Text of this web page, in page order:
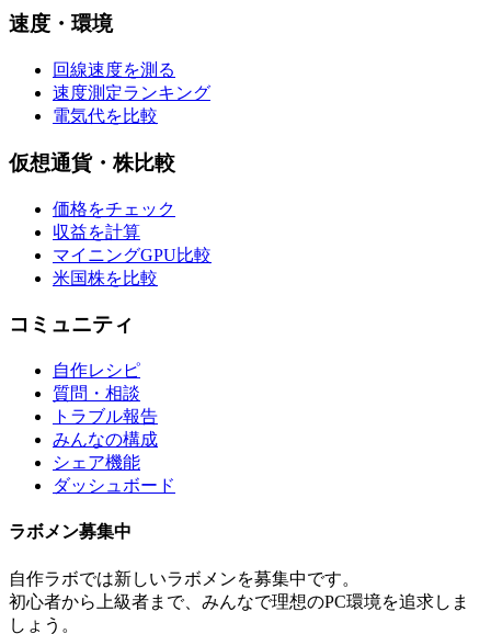
速度・環境
回線速度を測る
速度測定ランキング
電気代を比較
仮想通貨・株比較
価格をチェック
収益を計算
マイニングGPU比較
米国株を比較
コミュニティ
自作レシピ
質問・相談
トラブル報告
みんなの構成
シェア機能
ダッシュボード
ラボメン募集中
自作ラボでは新しいラボメンを募集中です。
初心者から上級者まで、みんなで理想のPC環境を追求しま
しょう。